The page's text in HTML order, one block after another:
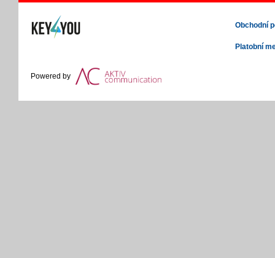
Powered by
Obchodní
Platobní